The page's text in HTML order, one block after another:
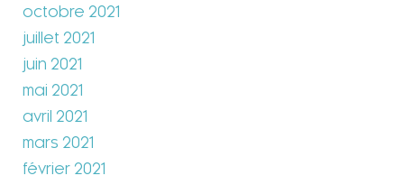
octobre 2021
juillet 2021
juin 2021
mai 2021
avril 2021
mars 2021
février 2021